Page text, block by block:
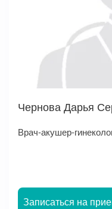
Чернова Дарья
Врач-акушер-
Записаться на